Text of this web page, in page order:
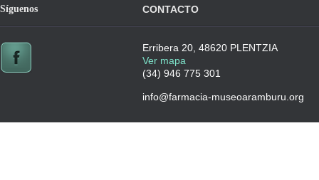
Síguenos CONTACTO
Erribera 20, 48620 PLENTZIA
Ver mapa
(34) 946 775 301
info@farmacia-museoaramburu.org